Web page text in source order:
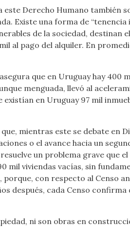
este Derecho Humano también
Existe una forma de “tenencia
de la sociedad, destinan
al pago del alquiler. En
que en Uruguay hay 400
menguada, llevó al
existían en Uruguay 97 mil
mientras este se debate en
o el avance hacia un
un problema grave que el
viviendas vacías, sin
con respecto al Censo
después, cada Censo
ni son obras en